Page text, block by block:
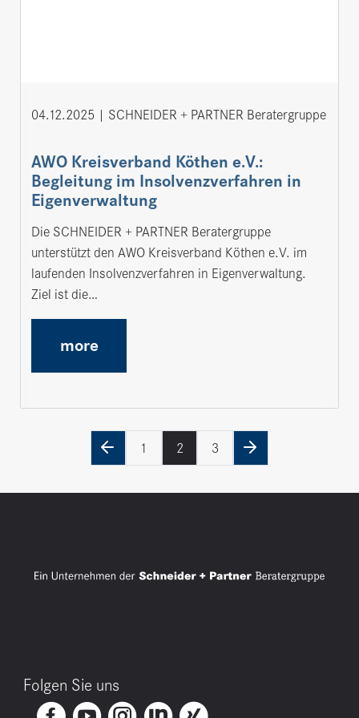
04.12.2025 SCHNEIDER + PARTNER Beratergruppe
AWO Kreisverband Köthen e.V.:
Begleitung im Insolvenzverfahren in
Eigenverwaltung
Die SCHNEIDER + PARTNER Beratergruppe
unterstützt den AWO Kreisverband Köthen e.V. im
laufenden Insolvenzverfahren in Eigenverwaltung.
Ziel ist die…
more
previous
1 2 3
next
Folgen Sie uns